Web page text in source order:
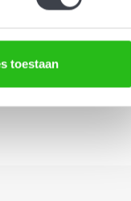
toestaan